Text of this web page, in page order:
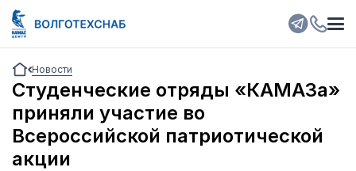
Новости
Студенческие отряды «КАМАЗа»
приняли участие во
Всероссийской патриотической
акции